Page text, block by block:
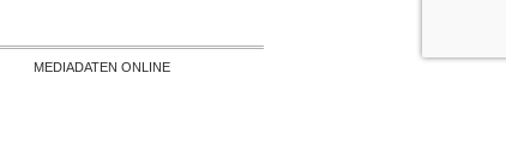
MEDIADATEN ONLINE